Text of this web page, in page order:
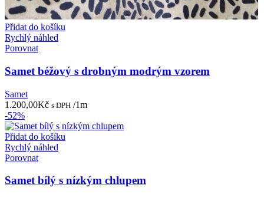
Přidat do košíku
Rychlý náhled
Porovnat
Samet béžový s drobným modrým vzorem
Samet
1.200,00Kč s DPH /1m
-52%
Přidat do košíku
Rychlý náhled
Porovnat
Samet bílý s nízkým chlupem